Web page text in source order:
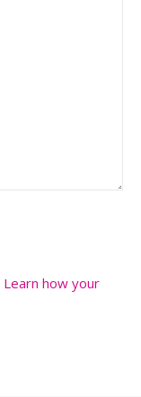
Learn how your